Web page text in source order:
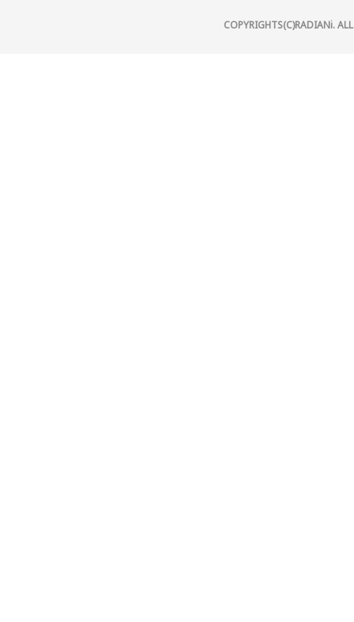
COPYRIGHTS(C)RADIANi. ALL